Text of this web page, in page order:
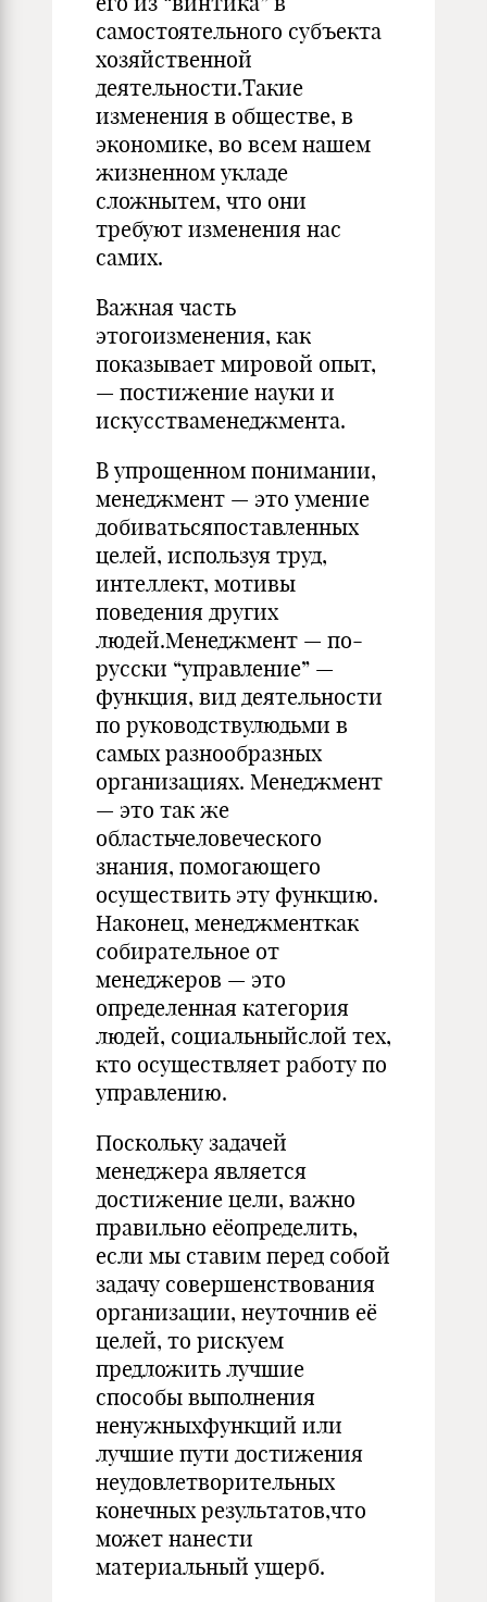
самостоятельного субъекта
хозяйственной
деятельности.Такие
изменения в обществе, в
экономике, во всем нашем
жизненном укладе
сложнытем, что они
требуют изменения нас
самих.
Важная часть
этогоизменения, как
показывает мировой опыт,
— постижение науки и
искусстваменеджмента.
В упрощенном понимании,
менеджмент — это умение
добиватьсяпоставленных
целей, используя труд,
интеллект, мотивы
поведения других
людей.Менеджмент — по-
русски “управление” —
функция, вид деятельности
по руководствулюдьми в
самых разнообразных
организациях. Менеджмент
— это так же
областьчеловеческого
знания, помогающего
осуществить эту функцию.
Наконец, менеджменткак
собирательное от
менеджеров — это
определенная категория
людей, социальныйслой тех,
кто осуществляет работу по
управлению.
Поскольку задачей
менеджера является
достижение цели, важно
правильно еёопределить,
если мы ставим перед собой
задачу совершенствования
организации, неуточнив её
целей, то рискуем
предложить лучшие
способы выполнения
ненужныхфункций или
лучшие пути достижения
неудовлетворительных
конечных результатов,что
может нанести
материальный ущерб.